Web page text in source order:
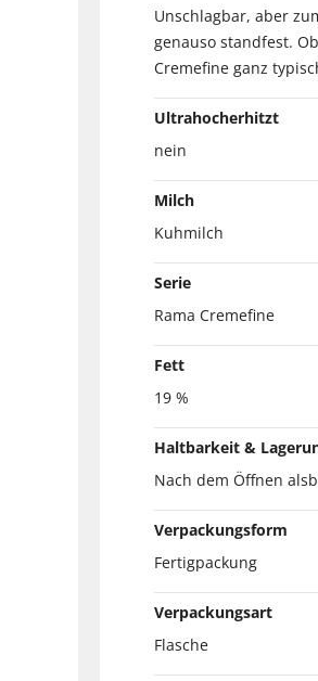
Unschlagbar, aber
genauso standfest.
Cremefine ganz
Ultrahocherhitzt
nein
Milch
Kuhmilch
Serie
Rama Cremefine
Fett
19 %
Haltbarkeit &
Nach dem Öffnen
Verpackungsform
Fertigpackung
Verpackungsart
Flasche